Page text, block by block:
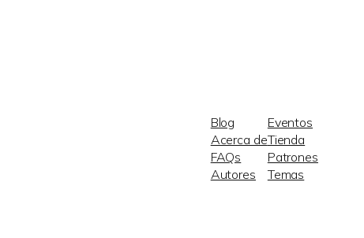
Blog
Acerca de
FAQs
Autores
Eventos
Tienda
Patrones
Temas